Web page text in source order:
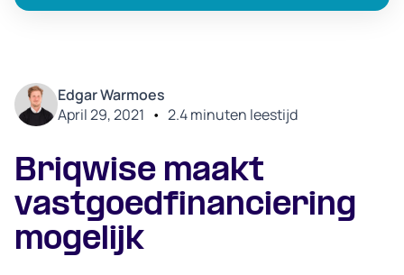
Edgar Warmoes
April 29, 2021 • 2.4minuten leestijd
Briqwise maakt
vastgoedfinanciering
mogelijk